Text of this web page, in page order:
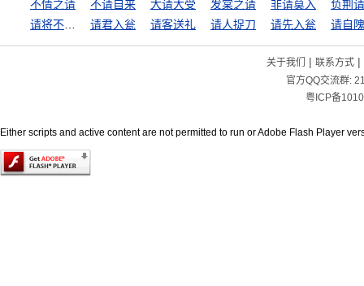
不情之请 不请自来 大请大受 发棠之请 非请莫入
负荆
请君入瓮 请客送礼 请人捉刀 请先入瓮 请自
关于我们 | 联系方式|
官方QQ交流群:
粤ICP备
Either scripts and active content are not permitted to run or Adobe Flash Player